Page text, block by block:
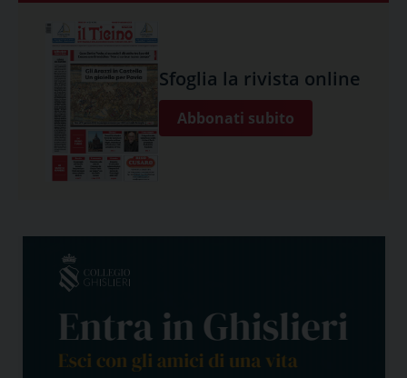
Sfoglia la rivista online
Abbonati subito